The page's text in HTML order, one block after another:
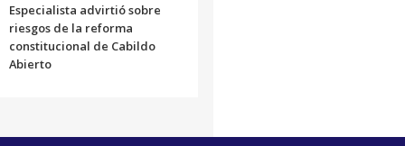
Especialista advirtió sobre
riesgos de la reforma
constitucional de Cabildo
Abierto